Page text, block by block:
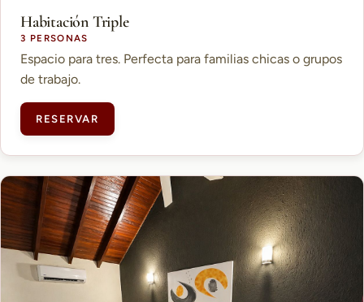
Habitación Triple
3 PERSONAS
Espacio para tres. Perfecta para familias chicas o grupos
de trabajo.
RESERVAR